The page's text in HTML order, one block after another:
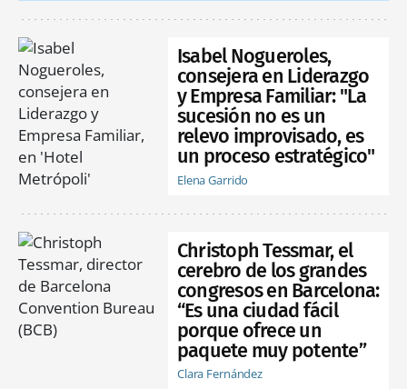
Isabel Nogueroles,
consejera en Liderazgo
y Empresa Familiar: "La
sucesión no es un
relevo improvisado, es
un proceso estratégico"
Elena Garrido
Christoph Tessmar, el
cerebro de los grandes
congresos en Barcelona:
“Es una ciudad fácil
porque ofrece un
paquete muy potente”
Clara Fernández